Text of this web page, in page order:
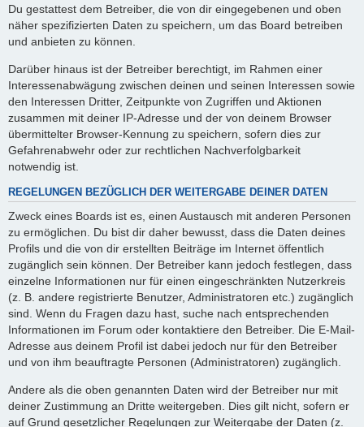
Du gestattest dem Betreiber, die von dir eingegebenen und oben
näher spezifizierten Daten zu speichern, um das Board betreiben
und anbieten zu können.
Darüber hinaus ist der Betreiber berechtigt, im Rahmen einer
Interessenabwägung zwischen deinen und seinen Interessen sowie
den Interessen Dritter, Zeitpunkte von Zugriffen und Aktionen
zusammen mit deiner IP-Adresse und der von deinem Browser
übermittelter Browser-Kennung zu speichern, sofern dies zur
Gefahrenabwehr oder zur rechtlichen Nachverfolgbarkeit
notwendig ist.
REGELUNGEN BEZÜGLICH DER WEITERGABE DEINER DATEN
Zweck eines Boards ist es, einen Austausch mit anderen Personen
zu ermöglichen. Du bist dir daher bewusst, dass die Daten deines
Profils und die von dir erstellten Beiträge im Internet öffentlich
zugänglich sein können. Der Betreiber kann jedoch festlegen, dass
einzelne Informationen nur für einen eingeschränkten Nutzerkreis
(z. B. andere registrierte Benutzer, Administratoren etc.) zugänglich
sind. Wenn du Fragen dazu hast, suche nach entsprechenden
Informationen im Forum oder kontaktiere den Betreiber. Die E-Mail-
Adresse aus deinem Profil ist dabei jedoch nur für den Betreiber
und von ihm beauftragte Personen (Administratoren) zugänglich.
Andere als die oben genannten Daten wird der Betreiber nur mit
deiner Zustimmung an Dritte weitergeben. Dies gilt nicht, sofern er
auf Grund gesetzlicher Regelungen zur Weitergabe der Daten (z.